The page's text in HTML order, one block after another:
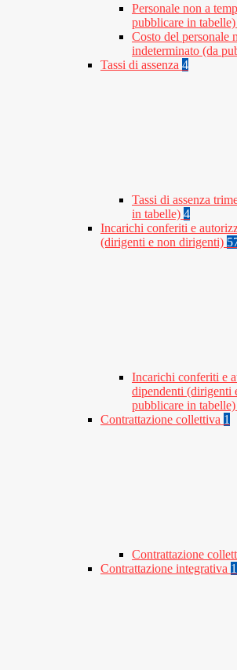
Personale non a
pubblicare in tabelle)
Costo del personale
indeterminato (da
Tassi di assenza 4
Tassi di assenza
in tabelle) 4
Incarichi conferiti e
(dirigenti e non dirigenti)
Incarichi conferiti e
dipendenti (dirigenti
pubblicare in tabelle)
Contrattazione collettiva 1
Contrattazione
Contrattazione integrativa